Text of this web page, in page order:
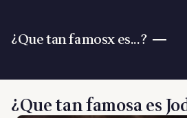
¿Que tan famosx es...?
¿Que tan famosa es